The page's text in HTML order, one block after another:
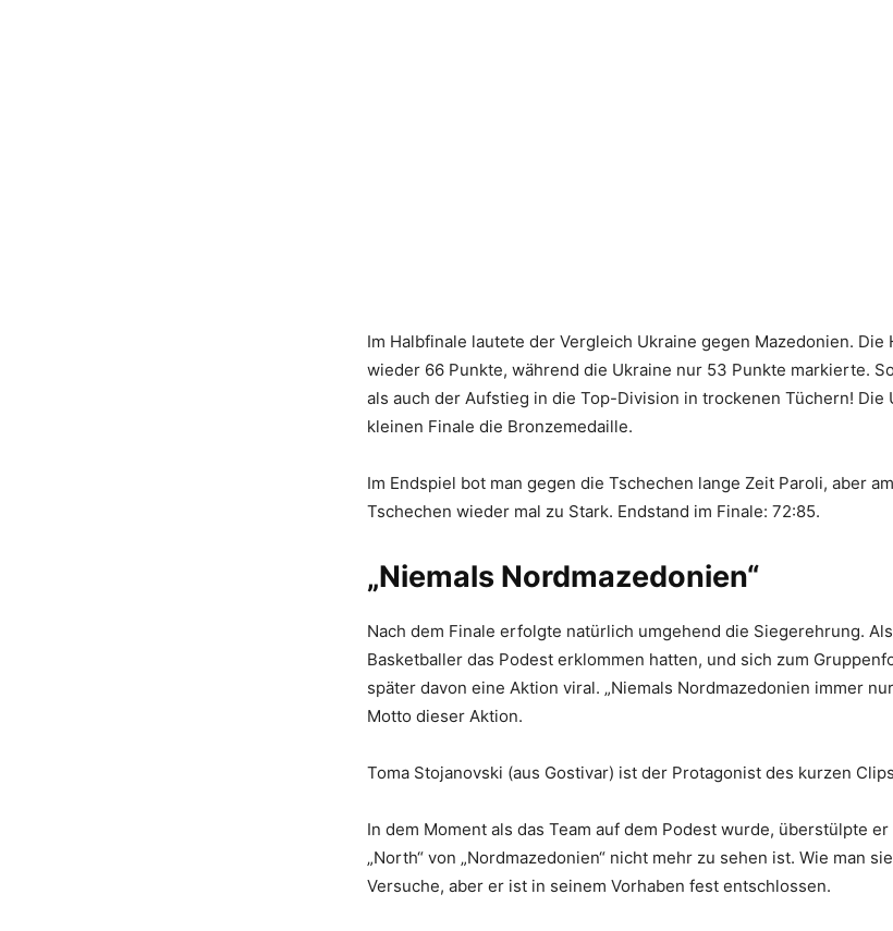
Im Halbfinale lautete der Vergleich Ukraine gegen Mazedonien.
wieder 66 Punkte, während die Ukraine nur 53 Punkte markierte.
als auch der Aufstieg in die Top-Division in trockenen Tüchern! Die
kleinen Finale die Bronzemedaille.
Im Endspiel bot man gegen die Tschechen lange Zeit Paroli, aber
Tschechen wieder mal zu Stark. Endstand im Finale: 72:85.
„Niemals Nordmazedonien“
Nach dem Finale erfolgte natürlich umgehend die Siegerehrung.
Basketballer das Podest erklommen hatten, und sich zum
später davon eine Aktion viral. „Niemals Nordmazedonien immer
Motto dieser Aktion.
Toma Stojanovski (aus Gostivar) ist der Protagonist des kurzen
In dem Moment als das Team auf dem Podest wurde, überstülpte
„North“ von „Nordmazedonien“ nicht mehr zu sehen ist. Wie man
Versuche, aber er ist in seinem Vorhaben fest entschlossen.